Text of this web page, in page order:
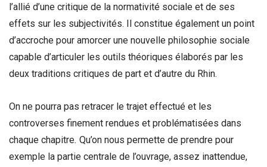
l’allié d’une critique de la normativité sociale et de ses
effets sur les subjectivités. Il constitue également un point
d’accroche pour amorcer une nouvelle philosophie sociale
capable d’articuler les outils théoriques élaborés par les
deux traditions critiques de part et d’autre du Rhin.
On ne pourra pas retracer le trajet effectué et les
controverses finement rendues et problématisées dans
chaque chapitre. Qu’on nous permette de prendre pour
exemple la partie centrale de l’ouvrage, assez inattendue,